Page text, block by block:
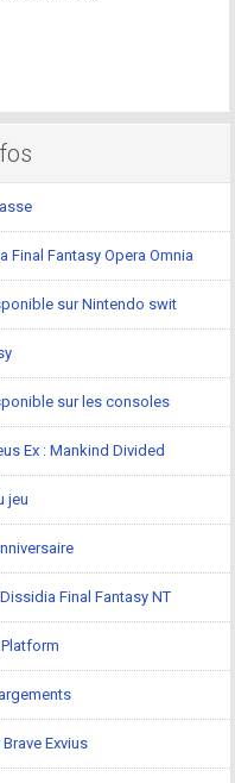
Fantasy Opera Omnia
sur Nintendo swit
sur les consoles
Ex : Mankind Divided
jeu
Final Fantasy NT
Exvius